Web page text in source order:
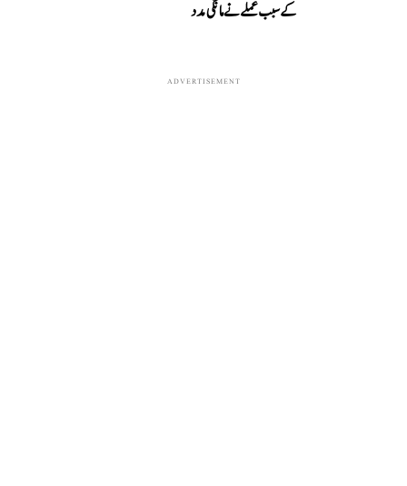
کے سبب عملے نے مانگی مدد
ADVERTISEMENT